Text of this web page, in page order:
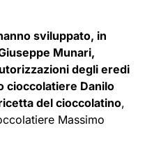
sviluppato, in
Munari,
degli eredi
cioccolatiere Danilo
del cioccolatino,
Massimo